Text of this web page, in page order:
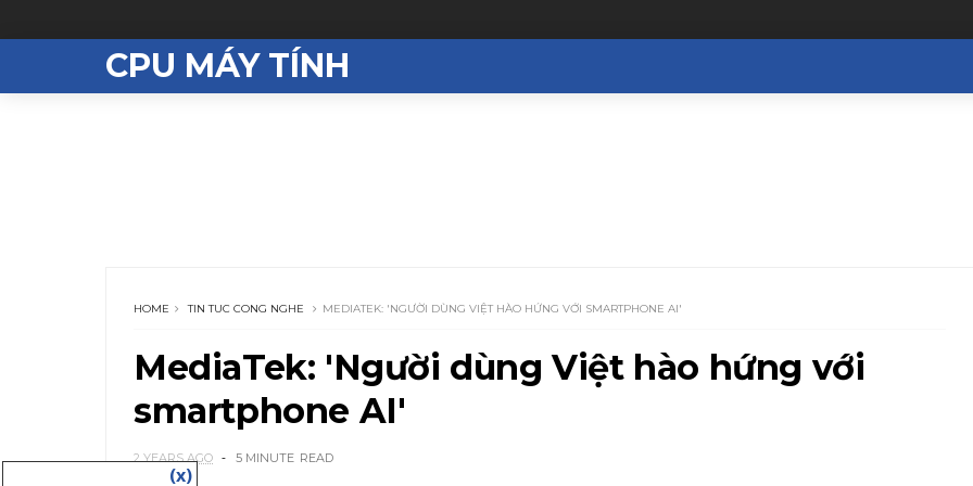
CPU MÁY TÍNH
HOME TIN TUC CONG NGHE MEDIATEK: 'NGƯỜI DÙNG VIỆT HÀO HỨNG VỚI SMARTPHONE AI'
MediaTek: 'Người dùng Việt hào hứng với
smartphone AI'
2 YEARS AGO 5 MINUTE READ
(x)